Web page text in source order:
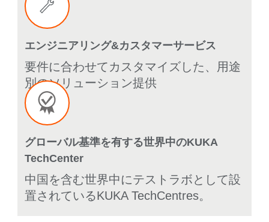
エンジニアリング&カスタマーサービス
要件に合わせてカスタマイズした、用途
別のソリューション提供
グローバル基準を有する世界中のKUKA
TechCenter
中国を含む世界中にテストラボとして設
置されているKUKA TechCentres。